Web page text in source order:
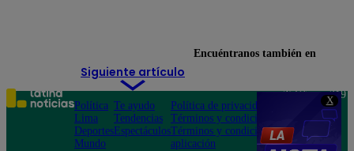
X
Siguiente artículo
Encuéntranos también en
Política
Lima
Deportes
Mundo
Te ayudo
Tendencias
Espectáculos
Política de privacidad
Términos y condiciones
Términos y condiciones
aplicación
Teléfono: 219
Av. San
Felipe 968
Jesús María